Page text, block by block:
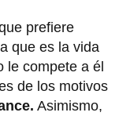
prefiere
que es la vida
le compete a él
de los motivos
Asimismo,